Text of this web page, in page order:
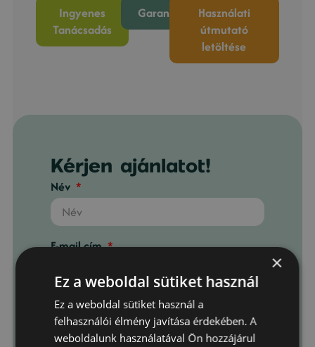
Ingyenes
Tanácsadás
Garancia
Használati
útmutató
letöltése
Kérjen ajánlatot!
Név
E-mail cím
Telefonszám
×
Ez a weboldal sütiket használ
Ez a weboldal sütiket használ a
felhasználói élmény javítása érdekében. A
weboldalunk használatával Ön hozzájárul